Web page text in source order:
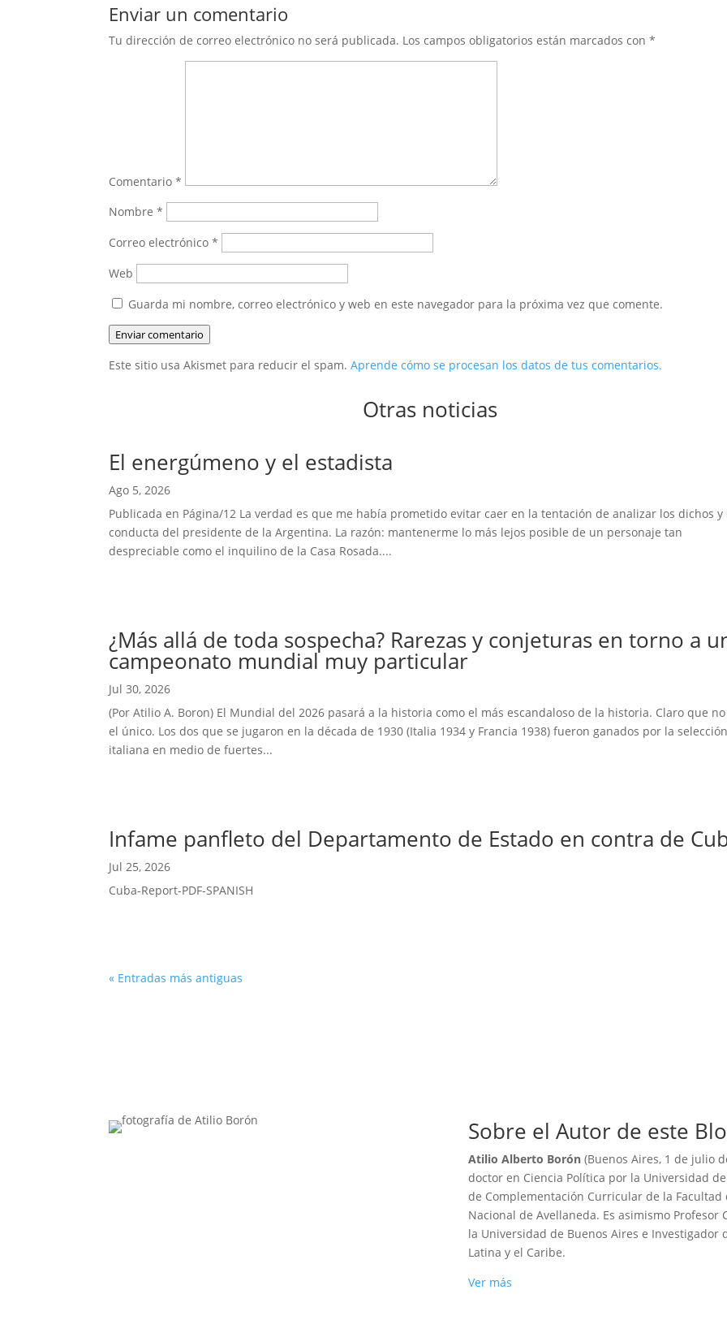
Enviar un comentario
Tu dirección de correo electrónico no será publicada. Los campos obligatorios están marcados con*
Comentario*
Nombre*
Correo electrónico*
Web
Guarda mi nombre, correo electrónico y web en este navegador para la próxima vez que comente.
Enviar comentario
Este sitio usa Akismet para reducir el spam.Aprende cómo se procesan los datos de tus comentarios.
Otras noticias
El energúmeno y el estadista
Ago 5, 2026
Publicada en Página/12 La verdad es que me había prometido evitar caer en la tentación de analizar los dichos y
conducta del presidente de la Argentina. La razón: mantenerme lo más lejos posible de un personaje tan
despreciable como el inquilino de la Casa Rosada....
¿Más allá de toda sospecha? Rarezas y conjeturas en torno a
campeonato mundial muy particular
Jul 30, 2026
(Por Atilio A. Boron) El Mundial del 2026 pasará a la historia como el más escandaloso de la historia. Claro que no
el único. Los dos que se jugaron en la década de 1930 (Italia 1934 y Francia 1938) fueron ganados por la selección
italiana en medio de fuertes...
Infame panfleto del Departamento de Estado en contra de
Jul 25, 2026
Cuba-Report-PDF-SPANISH
« Entradas más antiguas
Sobre el Autor de este
Atilio Alberto Borón (Buenos Aires, 1 de julio
doctor en Ciencia Política por la Universidad
de Complementación Curricular de la
Nacional de Avellaneda. Es asimismo Profesor
la Universidad de Buenos Aires e Investigador
Latina y el Caribe.
Ver más